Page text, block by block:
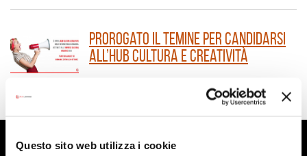
Questo sito web utilizza i cookie
Prorogato il temine per candidarsi
all’HUB cultura e creatività
ARCHIVIO